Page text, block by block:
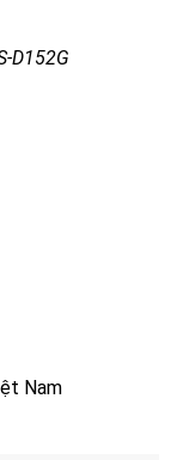
D152G
Nam